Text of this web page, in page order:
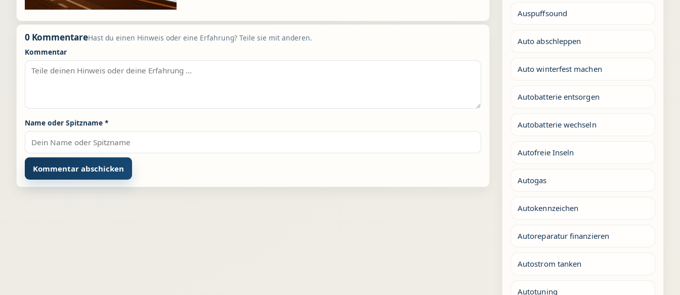
0 KommentareHast du einen Hinweis oder eine Erfahrung? Teile sie mit anderen.
Kommentar
Name oder Spitzname *
Auspuffsound
Auto abschleppen
Auto winterfest machen
Autobatterie entsorgen
Autobatterie wechseln
Autofreie Inseln
Autogas
Autokennzeichen
Autoreparatur finanzieren
Autostrom tanken
Autotuning